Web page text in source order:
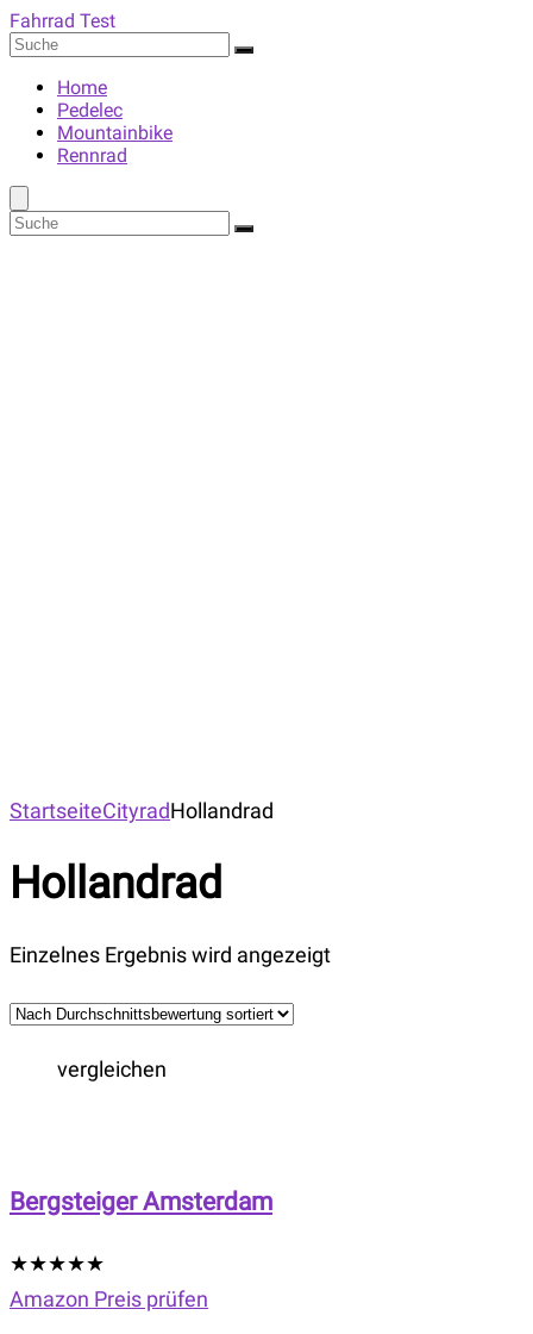
Fahrrad Test
Home
Pedelec
Mountainbike
Rennrad
StartseiteCityradHollandrad
Hollandrad
Einzelnes Ergebnis wird angezeigt
vergleichen
Bergsteiger Amsterdam
★★★★★
Amazon Preis prüfen